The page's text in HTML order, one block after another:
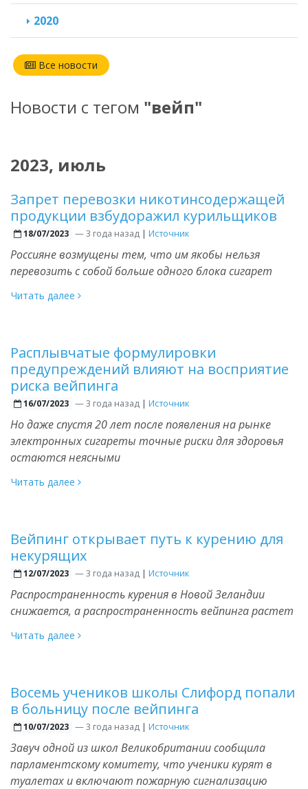
Новости с тегом "вейп"
2023, июль
Запрет перевозки никотинсодержащей
продукции взбудоражил курильщиков
18/07/2023 —3 года назад | Источник
Россияне возмущены тем, что им якобы нельзя
перевозить с собой больше одного блока сигарет
Читать далее
Расплывчатые формулировки
предупреждений влияют на восприятие
риска вейпинга
16/07/2023 —3 года назад | Источник
Но даже спустя 20 лет после появления на рынке
электронных сигареты точные риски для здоровья
остаются неясными
Читать далее
Вейпинг открывает путь к курению для
некурящих
12/07/2023 —3 года назад | Источник
Распространенность курения в Новой Зеландии
снижается, а распространенность вейпинга растет
Читать далее
Восемь учеников школы Слифорд попали
в больницу после вейпинга
10/07/2023 —3 года назад | Источник
Завуч одной из школ Великобритании сообщила
парламентскому комитету, что ученики курят в
туалетах и включают пожарную сигнализацию
2020
Все новости